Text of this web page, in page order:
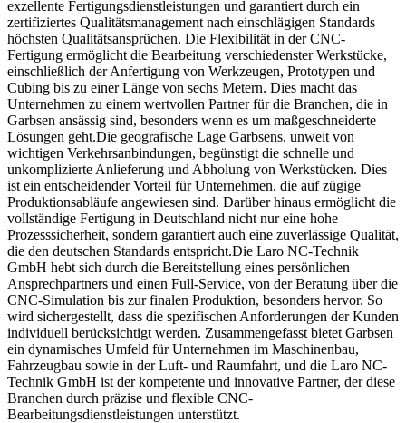
exzellente Fertigungsdienstleistungen und garantiert durch ein
zertifiziertes Qualitätsmanagement nach einschlägigen Standards
höchsten Qualitätsansprüchen. Die Flexibilität in der CNC-
Fertigung ermöglicht die Bearbeitung verschiedenster Werkstücke,
einschließlich der Anfertigung von Werkzeugen, Prototypen und
Cubing bis zu einer Länge von sechs Metern. Dies macht das
Unternehmen zu einem wertvollen Partner für die Branchen, die in
Garbsen ansässig sind, besonders wenn es um maßgeschneiderte
Lösungen geht.Die geografische Lage Garbsens, unweit von
wichtigen Verkehrsanbindungen, begünstigt die schnelle und
unkomplizierte Anlieferung und Abholung von Werkstücken. Dies
ist ein entscheidender Vorteil für Unternehmen, die auf zügige
Produktionsabläufe angewiesen sind. Darüber hinaus ermöglicht die
vollständige Fertigung in Deutschland nicht nur eine hohe
Prozesssicherheit, sondern garantiert auch eine zuverlässige Qualität,
die den deutschen Standards entspricht.Die Laro NC-Technik
GmbH hebt sich durch die Bereitstellung eines persönlichen
Ansprechpartners und einen Full-Service, von der Beratung über die
CNC-Simulation bis zur finalen Produktion, besonders hervor. So
wird sichergestellt, dass die spezifischen Anforderungen der Kunden
individuell berücksichtigt werden. Zusammengefasst bietet Garbsen
ein dynamisches Umfeld für Unternehmen im Maschinenbau,
Fahrzeugbau sowie in der Luft- und Raumfahrt, und die Laro NC-
Technik GmbH ist der kompetente und innovative Partner, der diese
Branchen durch präzise und flexible CNC-
Bearbeitungsdienstleistungen unterstützt.